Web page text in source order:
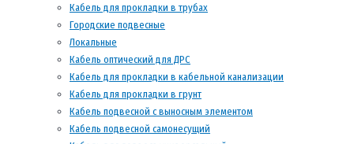
Кабель для прокладки в трубах
Городские подвесные
Локальные
Кабель оптический для ДРС
Кабель для прокладки в кабельной канализации
Кабель для прокладки в грунт
Кабель подвесной с выносным элементом
Кабель подвесной самонесущий